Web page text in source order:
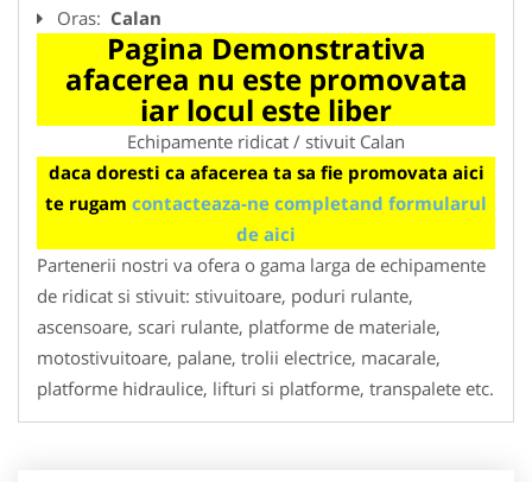
Oras: Calan
Pagina Demonstrativa
afacerea nu este promovata
iar locul este liber
Echipamente ridicat / stivuit Calan
daca doresti ca afacerea ta sa fie promovata aici
te rugam contacteaza-ne completand formularul
de aici
Partenerii nostri va ofera o gama larga de echipamente
de ridicat si stivuit: stivuitoare, poduri rulante,
ascensoare, scari rulante, platforme de materiale,
motostivuitoare, palane, trolii electrice, macarale,
platforme hidraulice, lifturi si platforme, transpalete etc.